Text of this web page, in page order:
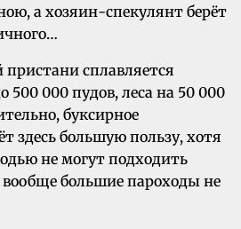
а хозяин-спекулянт берёт
сплавляется
500 000 пудов, леса на 50 000
буксирное
здесь большую пользу, хотя
не могут подходить
вообще большие пароходы не